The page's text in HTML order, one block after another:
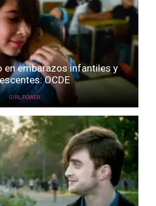
en embarazos infantiles y
OCDE
GIRL POWER